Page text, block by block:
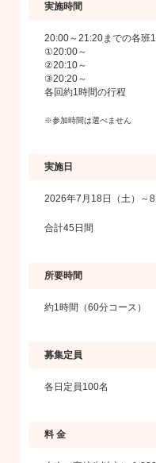
実施時間
20:00～21:20までの各班
①20:00～
②20:10～
③20:20～
各回約1時間の行程
※参加時間は選べません
実施日
2026年7月18日（土）～8
合計45日間
所要時間
約1時間（60分コース）
募集定員
各日定員100名
料 金